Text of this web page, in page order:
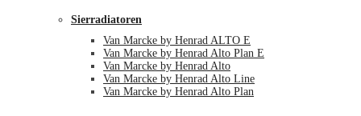
Sierradiatoren
Van Marcke by Henrad ALTO E
Van Marcke by Henrad Alto Plan E
Van Marcke by Henrad Alto
Van Marcke by Henrad Alto Line
Van Marcke by Henrad Alto Plan